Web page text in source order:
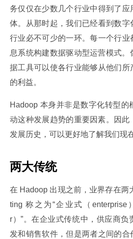
务仅仅在少数几个行业中得到了应
体。从那时起，我们已经看到数
行业必不可少的一环。每一个行
息系统构建数据驱动型运营模式。
据工具可以使各行业能够从他们所
的利益。
Hadoop 本身并非是数字化转型的
动这种发展趋势的重要因素。因此
发展历史，可以更好地了解我们现
两大传统
在 Hadoop 出现之前，业界存在两
ting 称之为“企业式（enterprise
r）”。在企业式传统中，供应商负
发和销售软件，但是两者之间的